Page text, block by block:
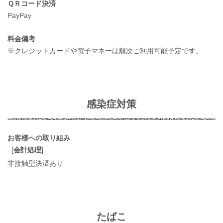
ＱＲコード決済
PayPay
料金備考
※クレジットカードや電子マネーは順次ご利用可能予定です。
感染症対策
お客様への取り組み
[会計処理]
非接触型決済あり
たばこ